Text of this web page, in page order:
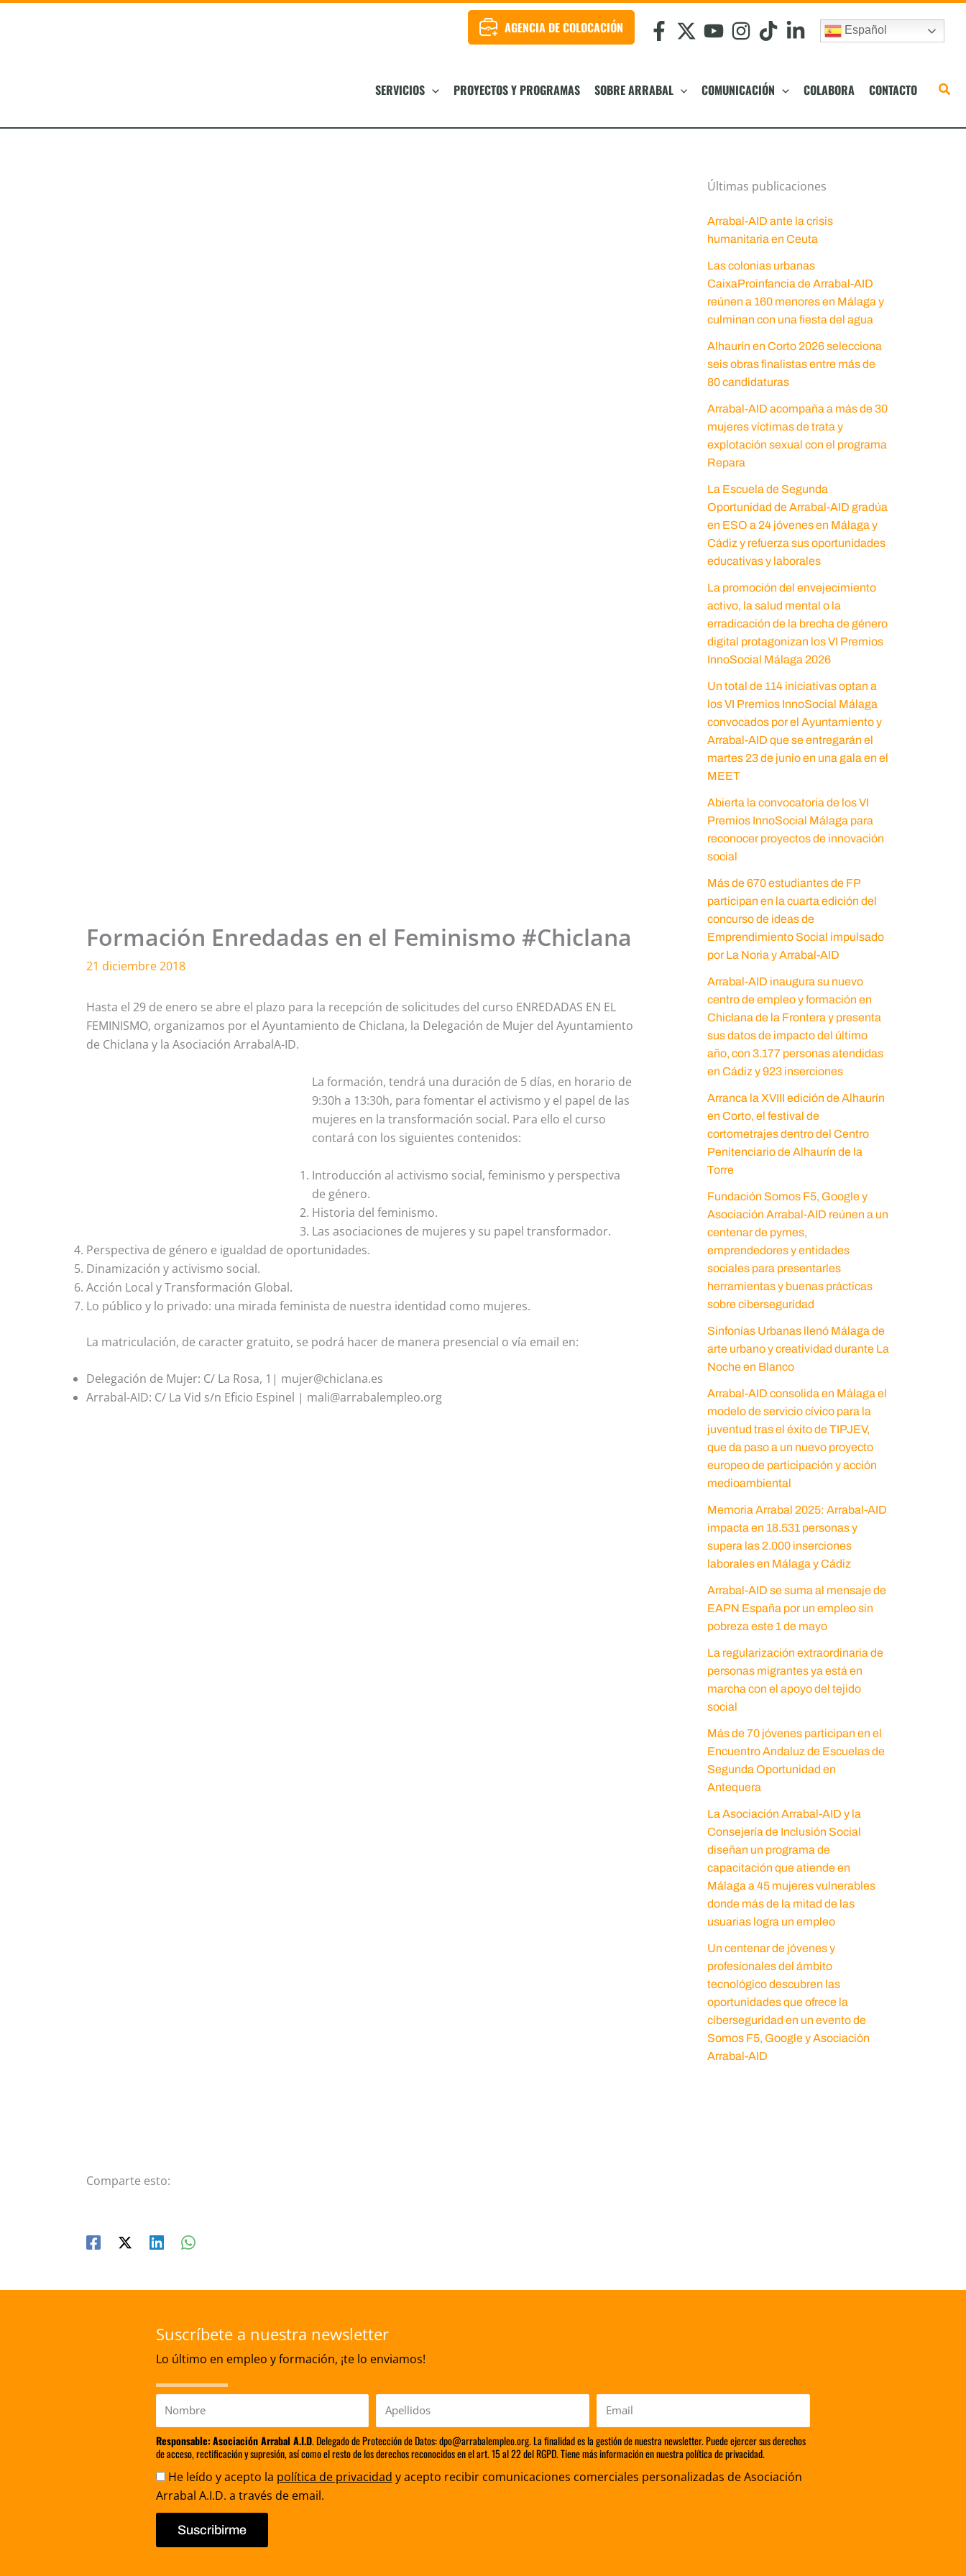
AGENCIA DE COLOCACIÓN Español
SERVICIOS PROYECTOS Y PROGRAMAS SOBRE ARRABAL COMUNICACIÓN COLABORA CONTACTO
Formación Enredadas en el Feminismo #Chiclana
21 diciembre 2018
Hasta el 29 de enero se abre el plazo para la recepción de solicitudes del curso ENREDADAS EN EL
FEMINISMO, organizamos por el Ayuntamiento de Chiclana, la Delegación de Mujer del Ayuntamiento
de Chiclana y la Asociación ArrabalA-ID.
La formación, tendrá una duración de 5 días, en horario de
9:30h a 13:30h, para fomentar el activismo y el papel de las
mujeres en la transformación social. Para ello el curso
contará con los siguientes contenidos:
Introducción al activismo social, feminismo y perspectiva
de género.
Historia del feminismo.
Las asociaciones de mujeres y su papel transformador.
Perspectiva de género e igualdad de oportunidades.
Dinamización y activismo social.
Acción Local y Transformación Global.
Lo público y lo privado: una mirada feminista de nuestra identidad como mujeres.
La matriculación, de caracter gratuito, se podrá hacer de manera presencial o vía email en:
Delegación de Mujer: C/ La Rosa, 1| mujer@chiclana.es
Arrabal-AID: C/ La Vid s/n Eficio Espinel | mali@arrabalempleo.org
Comparte esto:
Últimas publicaciones
Arrabal-AID ante la crisis
humanitaria en Ceuta
Las colonias urbanas
CaixaProinfancia de Arrabal-AID
reúnen a 160 menores en Málaga y
culminan con una fiesta del agua
Alhaurín en Corto 2026 selecciona
seis obras finalistas entre más de
80 candidaturas
Arrabal-AID acompaña a más de 30
mujeres víctimas de trata y
explotación sexual con el programa
Repara
La Escuela de Segunda
Oportunidad de Arrabal-AID gradúa
en ESO a 24 jóvenes en Málaga y
Cádiz y refuerza sus oportunidades
educativas y laborales
La promoción del envejecimiento
activo, la salud mental o la
erradicación de la brecha de género
digital protagonizan los VI Premios
InnoSocial Málaga 2026
Un total de 114 iniciativas optan a
los VI Premios InnoSocial Málaga
convocados por el Ayuntamiento y
Arrabal-AID que se entregarán el
martes 23 de junio en una gala en el
MEET
Abierta la convocatoria de los VI
Premios InnoSocial Málaga para
reconocer proyectos de innovación
social
Más de 670 estudiantes de FP
participan en la cuarta edición del
concurso de ideas de
Emprendimiento Social impulsado
por La Noria y Arrabal-AID
Arrabal-AID inaugura su nuevo
centro de empleo y formación en
Chiclana de la Frontera y presenta
sus datos de impacto del último
año, con 3.177 personas atendidas
en Cádiz y 923 inserciones
Arranca la XVIII edición de Alhaurín
en Corto, el festival de
cortometrajes dentro del Centro
Penitenciario de Alhaurín de la
Torre
Fundación Somos F5, Google y
Asociación Arrabal-AID reúnen a un
centenar de pymes,
emprendedores y entidades
sociales para presentarles
herramientas y buenas prácticas
sobre ciberseguridad
Sinfonías Urbanas llenó Málaga de
arte urbano y creatividad durante La
Noche en Blanco
Arrabal-AID consolida en Málaga el
modelo de servicio cívico para la
juventud tras el éxito de TIPJEV,
que da paso a un nuevo proyecto
europeo de participación y acción
medioambiental
Memoria Arrabal 2025: Arrabal-AID
impacta en 18.531 personas y
supera las 2.000 inserciones
laborales en Málaga y Cádiz
Arrabal-AID se suma al mensaje de
EAPN España por un empleo sin
pobreza este 1 de mayo
La regularización extraordinaria de
personas migrantes ya está en
marcha con el apoyo del tejido
social
Más de 70 jóvenes participan en el
Encuentro Andaluz de Escuelas de
Segunda Oportunidad en
Antequera
La Asociación Arrabal-AID y la
Consejería de Inclusión Social
diseñan un programa de
capacitación que atiende en
Málaga a 45 mujeres vulnerables
donde más de la mitad de las
usuarias logra un empleo
Un centenar de jóvenes y
profesionales del ámbito
tecnológico descubren las
oportunidades que ofrece la
ciberseguridad en un evento de
Somos F5, Google y Asociación
Arrabal-AID
Suscríbete a nuestra newsletter
Lo último en empleo y formación, ¡te lo enviamos!
Nombre Apellidos Email
Responsable:Asociación Arrabal A.I.D. Delegado de Protección de Datos: dpo@arrabalempleo.org. La finalidad es la gestión de nuestra newsletter. Puede ejercer sus derechos
de acceso, rectificación y supresión, así como el resto de los derechos reconocidos en el art. 15 al 22 del RGPD. Tiene más información en nuestra política de privacidad.
Aceptación
He leído y acepto la política de privacidad y acepto recibir comunicaciones comerciales personalizadas de Asociación
Arrabal A.I.D. a través de email.
Suscribirme